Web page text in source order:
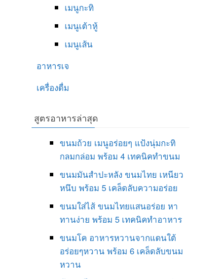
เมนูกะทิ
เมนูเต้าหู้
เมนูเส้น
อาหารเจ
เครื่องดื่ม
สูตรอาหารล่าสุด
ขนมถ้วย เมนูอร่อยๆ แป้งนุ่มกะทิ
กลมกล่อม พร้อม 4 เทคนิคทำขนม
ขนมมันสำปะหลัง ขนมไทย เหนียว
หนึบ พร้อม 5 เคล็ดลับความอร่อย
ขนมใส่ไส้ ขนมไทยแสนอร่อย หา
ทานง่าย พร้อม 5 เทคนิคทำอาหาร
ขนมโค อาหารหวานจากแดนใต้
อร่อยๆหวาน พร้อม 6 เคล็ดลับขนม
หวาน